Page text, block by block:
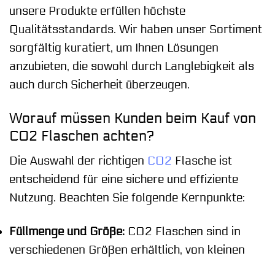
unsere Produkte erfüllen höchste
Qualitätsstandards. Wir haben unser Sortiment
sorgfältig kuratiert, um Ihnen Lösungen
anzubieten, die sowohl durch Langlebigkeit als
auch durch Sicherheit überzeugen.
Worauf müssen Kunden beim Kauf von
CO2 Flaschen achten?
Die Auswahl der richtigen CO2 Flasche ist
entscheidend für eine sichere und effiziente
Nutzung. Beachten Sie folgende Kernpunkte:
Füllmenge und Größe: CO2 Flaschen sind in
verschiedenen Größen erhältlich, von kleinen